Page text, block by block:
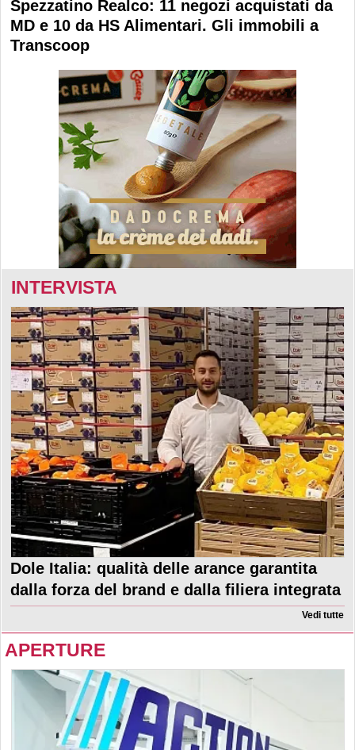
Spezzatino Realco: 11 negozi acquistati da
MD e 10 da HS Alimentari. Gli immobili a
Transcoop
INTERVISTA
Dole Italia: qualità delle arance garantita
dalla forza del brand e dalla filiera integrata
Vedi tutte
APERTURE